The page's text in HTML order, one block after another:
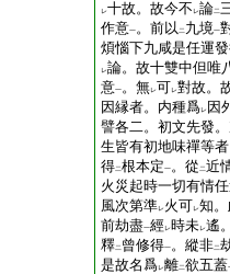
レ十故。故今不 レ論二
作意一。前以 二 九境一
煩惱下九咸是任運
レ論。故十雙中但唯
意一。無レ可レ對故。
因縁者。内種爲レ 因
譬各二。初文先發
生皆有初地味禪等
得二根本定一。從 二近
火災起時一切有情
風次第準レ火可レ知
前劫盡一經レ時未レ遙
釋二 曾修得一。縱非二
是故名爲レ離二欲五蓋